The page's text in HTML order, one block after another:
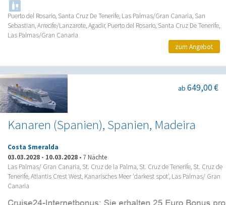
Puerto del Rosario, Santa Cruz De Tenerife, Las Palmas/Gran Canaria, San
Sebastian, Arrecife/Lanzarote, Agadir, Puerto del Rosario, Santa Cruz De Tenerife,
Las Palmas/Gran Canaria
zum Angebot
Kanaren (Spanien), Spanien, Madeira
ab 649,00 €
Costa Smeralda
03.03.2028 - 10.03.2028 • 7 Nächte
Las Palmas/ Gran Canaria, St. Cruz de la Palma, St. Cruz de Tenerife, St. Cruz de
Tenerife, Atlantis Crest West, Kanarisches Meer 'darkest spot', Las Palmas/ Gran
Canaria